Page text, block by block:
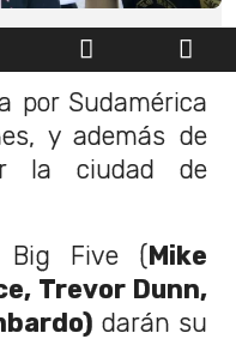
por Sudamérica
y además de
la ciudad de
Big Five (Mike
Trevor Dunn,
darán su